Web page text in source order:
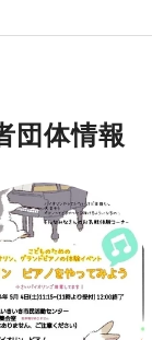
団体情報